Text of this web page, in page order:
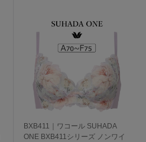
BXB411｜ワコール SUHADA
ONE BXB411シリーズ ノンワイ